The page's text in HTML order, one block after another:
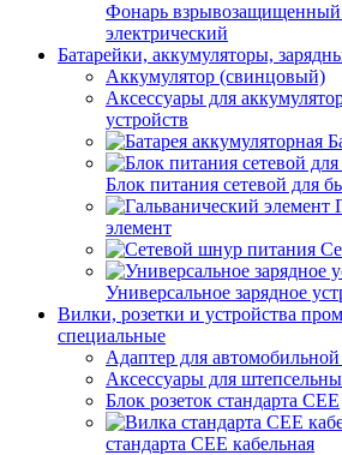
Фонарь
электрический
Батарейки, аккумуляторы,
Аккумулятор (свинцовый)
Аксессуары для
устройств
Блок питания сетевой для
элемент
Универсальное зарядное
Вилки, розетки и устройства
специальные
Адаптер для автомобильной
Аксессуары для
Блок розеток стандарта CEE
стандарта CEE кабельная